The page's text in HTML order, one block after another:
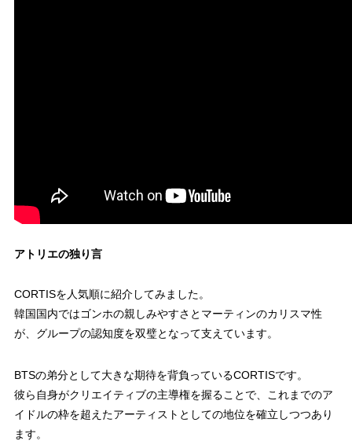
アトリエの独り言
CORTISを人気順に紹介してみました。
韓国国内ではゴンホの親しみやすさとマーティンのカリスマ性
が、グループの認知度を双璧となって支えています。
BTSの弟分として大きな期待を背負っているCORTISです。
彼ら自身がクリエイティブの主導権を握ることで、これまでのア
イドルの枠を超えたアーティストとしての地位を確立しつつあり
ます。